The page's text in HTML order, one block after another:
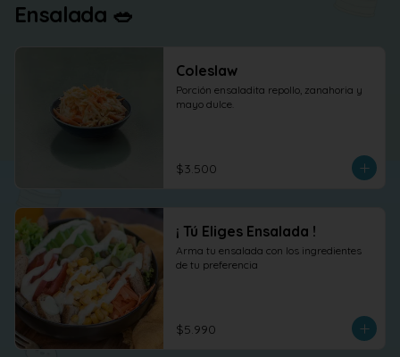
Ensalada 🥗
Coleslaw
Porción ensaladita repollo, zanahoria y
mayo dulce.
$3.500
¡ Tú Eliges Ensalada !
Arma tu ensalada con los ingredientes
de tu preferencia
$5.990